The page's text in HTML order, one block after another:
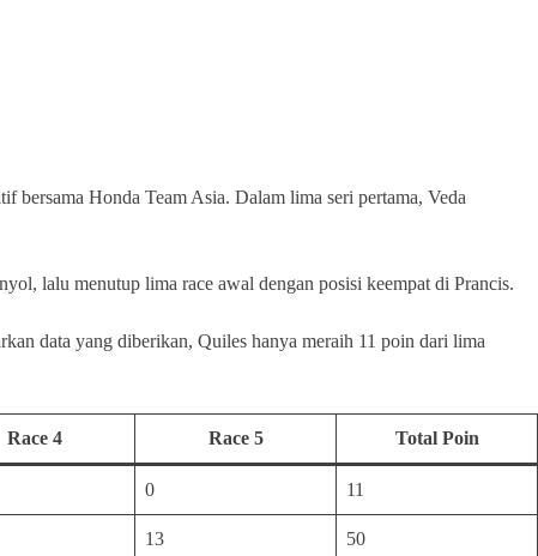
bersama Honda Team Asia. Dalam lima seri pertama, Veda
lalu menutup lima race awal dengan posisi keempat di Prancis.
data yang diberikan, Quiles hanya meraih 11 poin dari lima
Race 4 Race 5 Total Poin
0 11
13 50